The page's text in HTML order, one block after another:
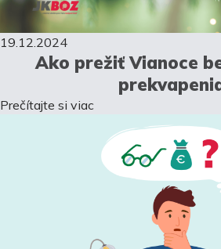
19.12.2024
Ako prežiť Vianoce
Prečítajte si viac